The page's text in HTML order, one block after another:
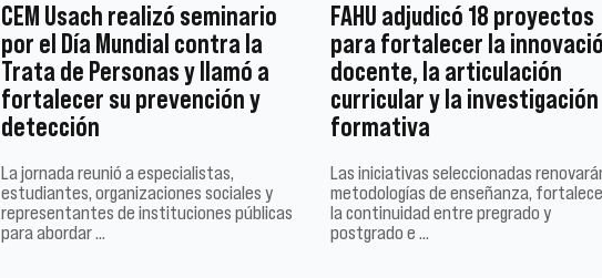
CEM Usach realizó seminario
por el Día Mundial contra la
Trata de Personas y llamó a
fortalecer su prevención y
detección
La jornada reunió a especialistas,
estudiantes, organizaciones sociales y
representantes de instituciones públicas
para abordar …
FAHU adjudicó 18 proyectos
para fortalecer la
docente, la articulación
curricular y la investigación
formativa
Las iniciativas seleccionadas
metodologías de enseñanza,
la continuidad entre pregrado y
postgrado e …